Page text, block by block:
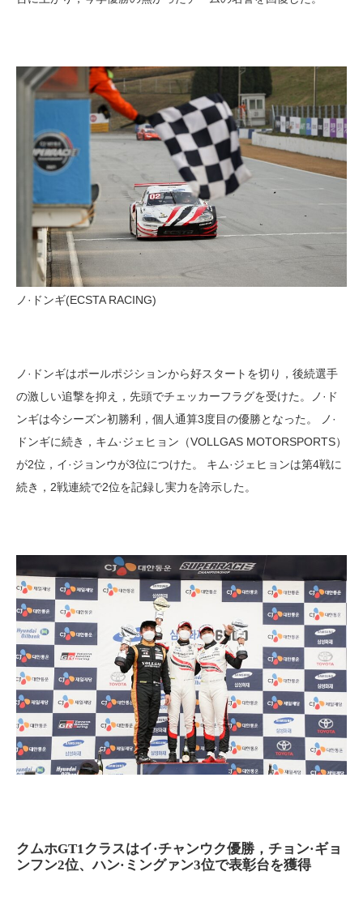
ノ·ドンギ(ECSTA RACING)
ノ·ドンギはポールポジションから好スタートを切り，後続選手
の激しい追撃を抑え，先頭でチェッカーフラグを受けた。ノ·ド
ンギは今シーズン初勝利，個人通算3度目の優勝となった。 ノ·
ドンギに続き，キム·ジェヒョン（VOLLGAS MOTORSPORTS）
が2位，イ·ジョンウが3位につけた。 キム·ジェヒョンは第4戦に
続き，2戦連続で2位を記録し実力を誇示した。
クムホGT1クラスはイ·チャンウク優勝，チョン·ギョ
ンフン2位、ハン·ミングァン3位で表彰台を獲得